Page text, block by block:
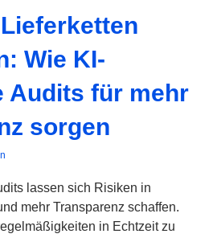
Wie KI-
Audits für mehr
sorgen
lassen sich Risiken in
mehr Transparenz schaffen.
in Echtzeit zu